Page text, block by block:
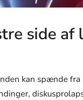
side
kan spænde